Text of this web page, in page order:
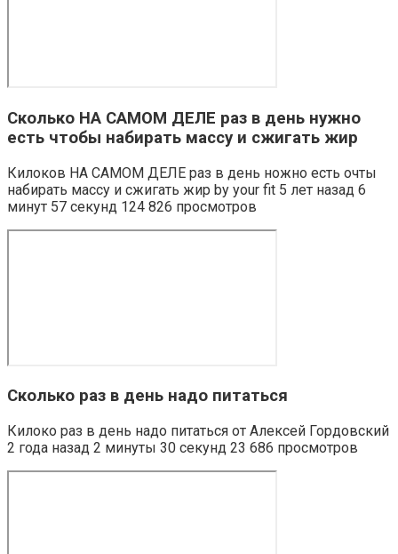
Сколько НА САМОМ ДЕЛЕ раз в день нужно
есть чтобы набирать массу и сжигать жир
Килоков НА САМОМ ДЕЛЕ раз в день ножно есть очты
набирать массу и сжигать жир by your fit 5 лет назад 6
минут 57 секунд 124 826 просмотров
Сколько раз в день надо питаться
Килоко раз в день надо питаться от Алексей Гордовский
2 года назад 2 минуты 30 секунд 23 686 просмотров